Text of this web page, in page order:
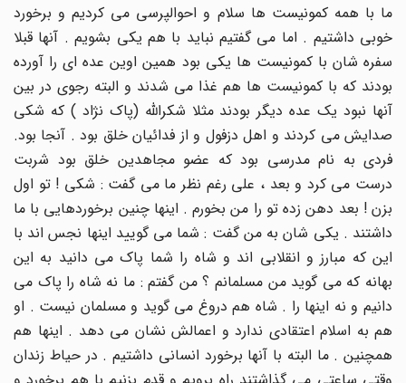
ما با همه کمونیست ها سلام و احوالپرسی می کردیم و برخورد
خوبی داشتیم . اما می گفتیم نباید با هم یکی بشویم . آنها قبلا
سفره شان با کمونیست ها یکی بود همین اوین عده ای را آورده
بودند که با کمونیست ها هم غذا می شدند و البته رجوی در بین
آنها نبود یک عده دیگر بودند مثلا شکرالله (پاک نژاد ) که شکی
صدایش می کردند و اهل دزفول و از فدائیان خلق بود . آنجا بود.
فردی به نام مدرسی بود که عضو مجاهدین خلق بود شربت
درست می کرد و بعد ، علی رغم نظر ما می گفت : شکی ! تو اول
بزن ! بعد دهن زده تو را من بخورم . اینها چنین برخوردهایی با ما
داشتند . یکی شان به من گفت : شما می گویید اینها نجس اند با
این که مبارز و انقلابی اند و شاه را شما پاک می دانید به این
بهانه که می گوید من مسلمانم ؟ من گفتم : ما نه شاه را پاک می
دانیم و نه اینها را . شاه هم دروغ می گوید و مسلمان نیست . او
هم به اسلام اعتقادی ندارد و اعمالش نشان می دهد . اینها هم
همچنین . ما البته با آنها برخورد انسانی داشتیم . در حیاط زندان